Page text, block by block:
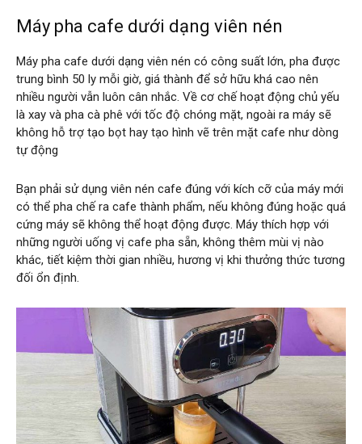
Máy pha cafe dưới dạng viên nén
Máy pha cafe dưới dạng viên nén có công suất lớn, pha được
trung bình 50 ly mỗi giờ, giá thành để sở hữu khá cao nên
nhiều người vẫn luôn cân nhắc. Về cơ chế hoạt động chủ yếu
là xay và pha cà phê với tốc độ chóng mặt, ngoài ra máy sẽ
không hỗ trợ tạo bọt hay tạo hình vẽ trên mặt cafe như dòng
tự động
Bạn phải sử dụng viên nén cafe đúng với kích cỡ của máy mới
có thể pha chế ra cafe thành phẩm, nếu không đúng hoặc quá
cứng máy sẽ không thể hoạt động được. Máy thích hợp với
những người uống vị cafe pha sẵn, không thêm mùi vị nào
khác, tiết kiệm thời gian nhiều, hương vị khi thưởng thức tương
đối ổn định.